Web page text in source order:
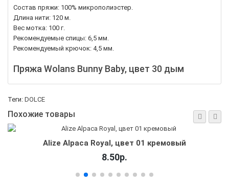
Состав пряжи: 100% микрополиэстер.
Длина нити: 120 м.
Вес мотка: 100 г.
Рекомендуемые спицы: 6,5 мм.
Рекомендуемый крючок: 4,5 мм.
Пряжа Wolans Bunny Baby, цвет 30 дым
Теги: DOLCE
Похожие товары
Alize Alpaca Royal, цвет 01 кремовый
8.50р.